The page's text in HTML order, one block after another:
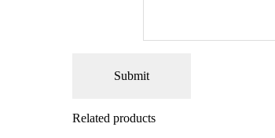
Related products